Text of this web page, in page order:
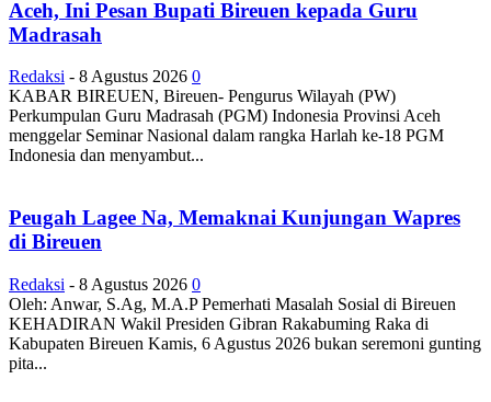
Aceh, Ini Pesan Bupati Bireuen kepada Guru
Madrasah
Redaksi - 8 Agustus 2026 0
KABAR BIREUEN, Bireuen- Pengurus Wilayah (PW)
Perkumpulan Guru Madrasah (PGM) Indonesia Provinsi Aceh
menggelar Seminar Nasional dalam rangka Harlah ke-18 PGM
Indonesia dan menyambut...
Peugah Lagee Na, Memaknai Kunjungan Wapres
di Bireuen
Redaksi - 8 Agustus 2026 0
Oleh: Anwar, S.Ag, M.A.P Pemerhati Masalah Sosial di Bireuen
KEHADIRAN Wakil Presiden Gibran Rakabuming Raka di
Kabupaten Bireuen Kamis, 6 Agustus 2026 bukan seremoni gunting
pita...